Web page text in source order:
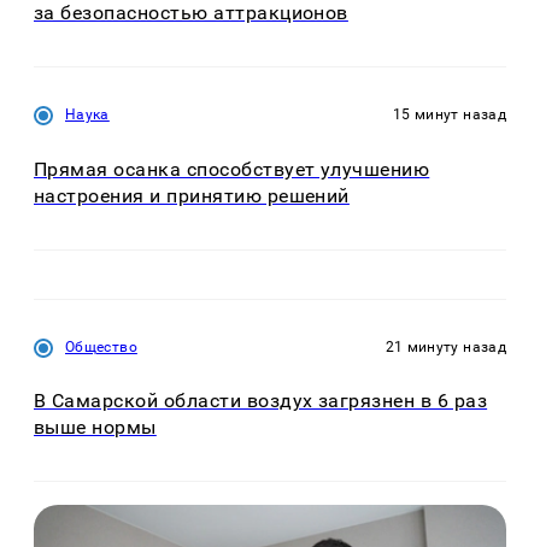
за безопасностью аттракционов
Наука 15 минут назад
Прямая осанка способствует улучшению
настроения и принятию решений
Общество 21 минуту назад
В Самарской области воздух загрязнен в 6 раз
выше нормы